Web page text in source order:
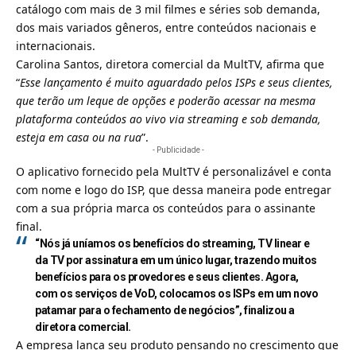
catálogo com mais de 3 mil filmes e séries sob demanda,
dos mais variados gêneros, entre conteúdos nacionais e
internacionais.
Carolina Santos, diretora comercial da MultTV, afirma que
“Esse lançamento é muito aguardado pelos ISPs e seus clientes,
que terão um leque de opções e poderão acessar na mesma
plataforma conteúdos ao vivo via streaming e sob demanda,
esteja em casa ou na rua”.
- Publicidade -
O aplicativo fornecido pela MultTV é personalizável e conta
com nome e logo do ISP, que dessa maneira pode entregar
com a sua própria marca os conteúdos para o assinante
final.
“Nós já uníamos os benefícios do streaming, TV linear e
da TV por assinatura em um único lugar, trazendo muitos
benefícios para os provedores e seus clientes. Agora,
com os serviços de VoD, colocamos os ISPs em um novo
patamar para o fechamento de negócios”, finalizou a
diretora comercial.
A empresa lança seu produto pensando no crescimento que